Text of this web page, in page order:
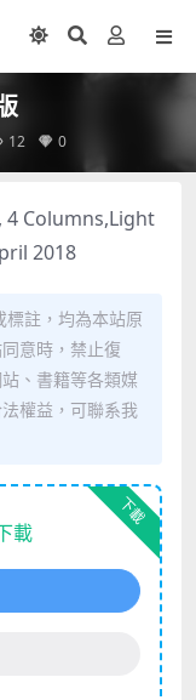
12 0
4 Columns,Light
2018
標註，均為本站原
意時，禁止復
、書籍等各類媒
權益，可聯系我
下載
載